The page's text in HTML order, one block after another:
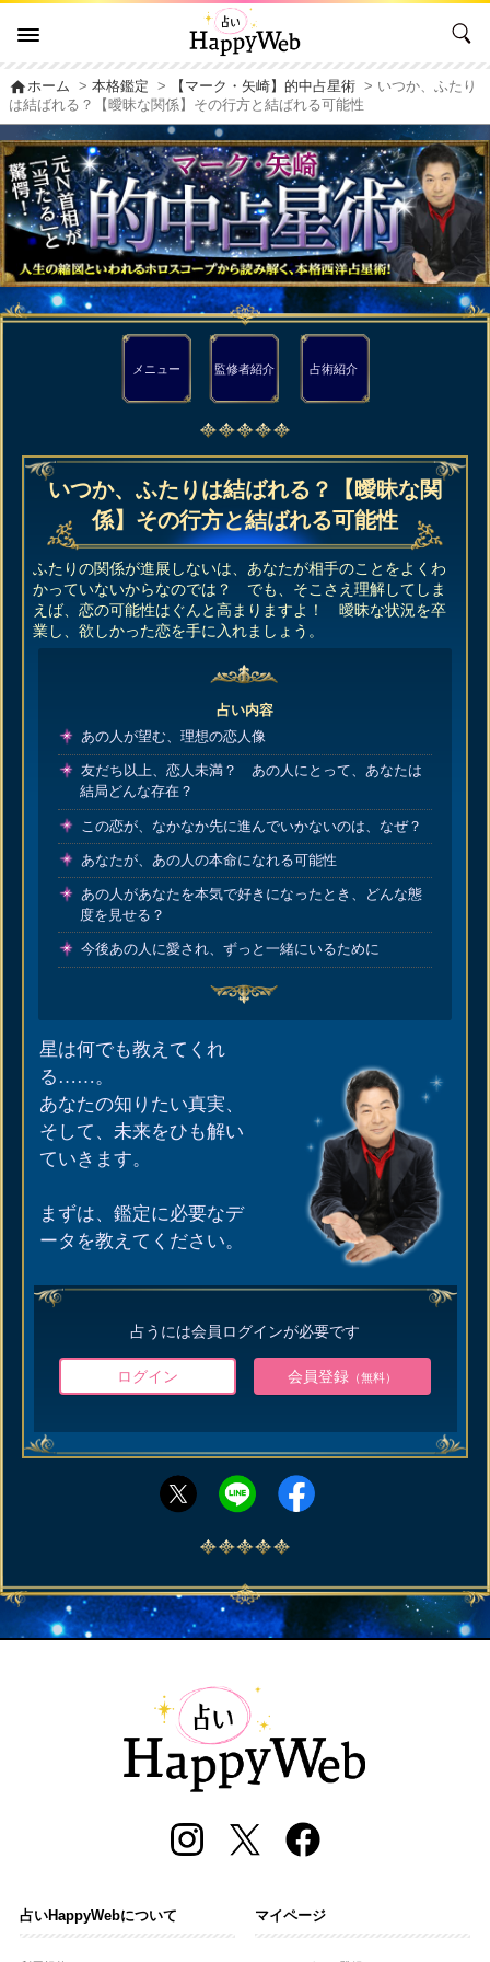
homeホーム >本格鑑定 > 【マーク・矢崎】的中占星術 > いつか、ふたり
は結ばれる？【曖昧な関係】その行方と結ばれる可能性
メニュー 監修者紹介 占術紹介
いつか、ふたりは結ばれる？【曖昧な関
係】その行方と結ばれる可能性
ふたりの関係が進展しないは、あなたが相手のことをよくわ
かっていないからなのでは？ でも、そこさえ理解してしま
えば、恋の可能性はぐんと高まりますよ！ 曖昧な状況を卒
業し、欲しかった恋を手に入れましょう。
占い内容
あの人が望む、理想の恋人像
友だち以上、恋人未満？ あの人にとって、あなたは
結局どんな存在？
この恋が、なかなか先に進んでいかないのは、なぜ？
あなたが、あの人の本命になれる可能性
あの人があなたを本気で好きになったとき、どんな態
度を見せる？
今後あの人に愛され、ずっと一緒にいるために
星は何でも教えてくれ
る……。
あなたの知りたい真実、
そして、未来をひも解い
ていきます。
まずは、鑑定に必要なデ
ータを教えてください。
占うには会員ログインが必要です
ログイン 会員登録（無料）
占いHappyWebについて マイページ